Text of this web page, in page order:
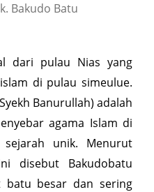
Bakudo Batu
dari pulau Nias yang
di pulau simeulue.
Banurullah) adalah
agama Islam di
sejarah unik. Menurut
disebut Bakudobatu
batu besar dan sering